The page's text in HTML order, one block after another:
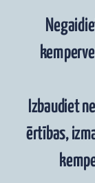
Izbaudiet
ērtības,